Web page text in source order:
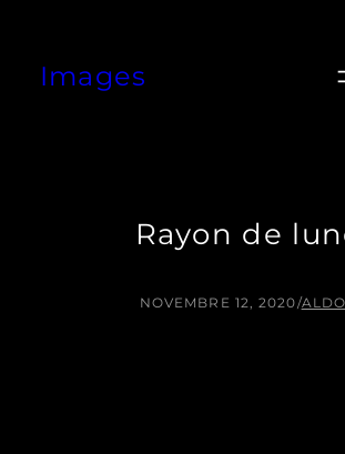
contenu
Images
Rayon de
NOVEMBRE 12, 2020/